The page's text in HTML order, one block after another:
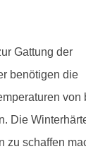
Gattung der
benötigen die
von
Die
zu schaffen